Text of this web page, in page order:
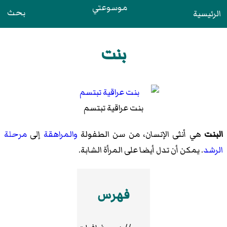
الرئيسية موسوعتي بحث
بنت
بنت عراقية تبتسم
البنت هي أنثى الإنسان، من سن الطفولة والمراهقة إلى مرحلة
الرشد. يمكن أن تدل أيضا على المرأة الشابة.
فهرس